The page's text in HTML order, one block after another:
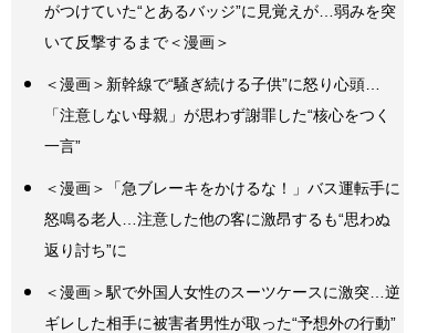
がつけていた“とあるバッジ”に見覚えが…弱みを突
いて反撃するまで＜漫画＞
＜漫画＞新幹線で“騒ぎ続ける子供”に怒り心頭…
「注意しない母親」が思わず謝罪した“核心をつく
一言”
＜漫画＞「急ブレーキをかけるな！」バス運転手に
怒鳴る老人…注意した他の客に激昂するも“思わぬ
返り討ち”に
＜漫画＞駅で外国人女性のスーツケースに激突…逆
ギレした相手に被害者男性が取った“予想外の行動”